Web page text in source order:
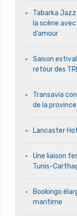
Tabarka
la scène
d’amour
Saison
retour des
Transavia
de la
Lancaster
Une liaison
Tunis-
Bookingo
maritime